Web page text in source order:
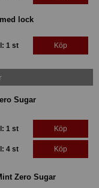
lock
1 st Köp
Sugar
1 st Köp
4 st Köp
Zero Sugar